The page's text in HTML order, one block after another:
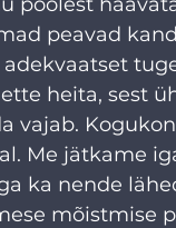
peavad
adekvaatset
heita, sest
vajab.
Me jätkame
ka nende
mõistmise